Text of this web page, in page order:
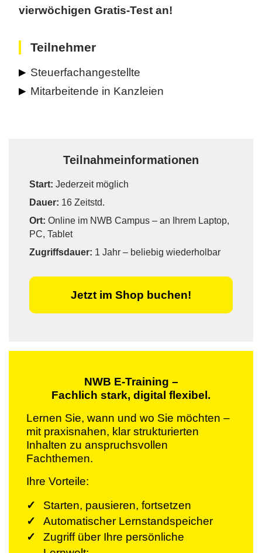
vierwöchigen Gratis-Test an!
Teilnehmer
Steuerfachangestellte
Mitarbeitende in Kanzleien
Teilnahmeinformationen
Start: Jederzeit möglich
Dauer: 16 Zeitstd.
Ort: Online im NWB Campus – an Ihrem Laptop,
PC, Tablet
Zugriffsdauer: 1 Jahr – beliebig wiederholbar
Jetzt im Shop buchen!
NWB E-Training –
Fachlich stark, digital flexibel.
Lernen Sie, wann und wo Sie möchten –
mit praxisnahen, klar strukturierten
Inhalten zu anspruchsvollen
Fachthemen.
Ihre Vorteile:
Starten, pausieren, fortsetzen
Automatischer Lernstandspeicher
Zugriff über Ihre persönliche